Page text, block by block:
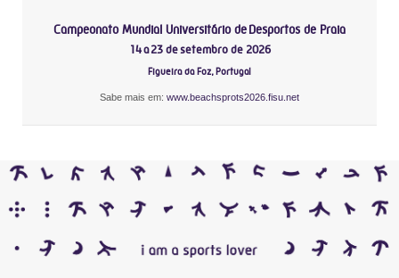
Campeonato Mundial Universitário de Desportos de Praia
14 a 23 de setembro de 2026
Figueira da Foz, Portugal
Sabe mais em: www.beachsprots2026.fisu.net